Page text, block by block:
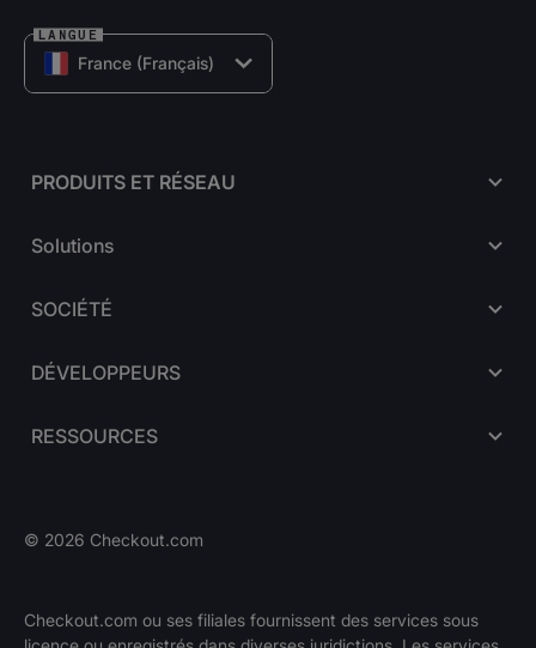
France (Français)
LANGUE
PRODUITS ET RÉSEAU
Solutions
SOCIÉTÉ
DÉVELOPPEURS
RESSOURCES
© 2026 Checkout.com
Checkout.com ou ses filiales fournissent des services sous